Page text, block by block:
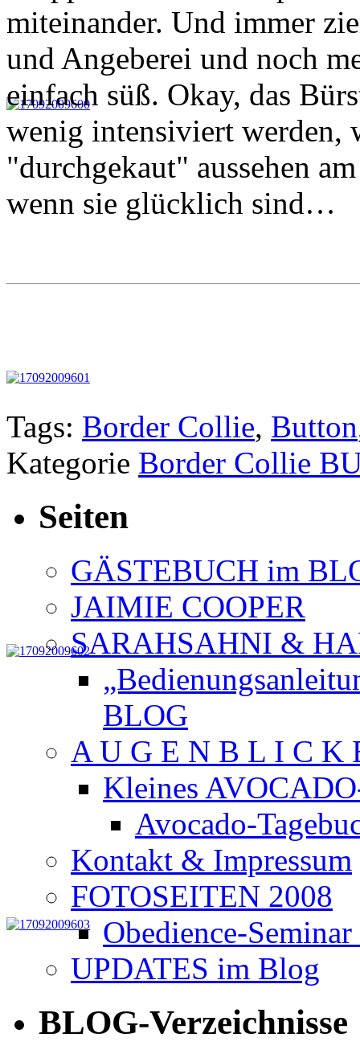
miteinander. Und immer
und Angeberei und noch
einfach süß. Okay, das
wenig intensiviert werden,
"durchgekaut" aussehen
wenn sie glücklich sind…
Tags: Border Collie, Button
Kategorie Border Collie
Seiten
GÄSTEBUCH im
JAIMIE COOPER
SARAHSAHNI &
BLOG
A U G E N B L I C K
Kleines
Avocado-
Kontakt & Impressum
FOTOSEITEN 2008
Obedience-
UPDATES im Blog
BLOG-Verzeichnisse